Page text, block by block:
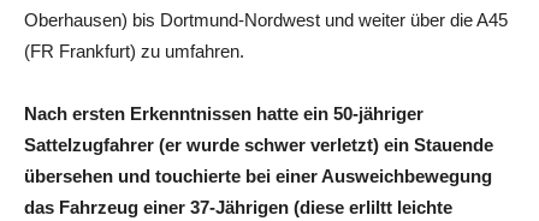
Oberhausen) bis Dortmund-Nordwest und weiter über die A45
(FR Frankfurt) zu umfahren.
Nach ersten Erkenntnissen hatte ein 50-jähriger
Sattelzugfahrer (er wurde schwer verletzt) ein Stauende
übersehen und touchierte bei einer Ausweichbewegung
das Fahrzeug einer 37-Jährigen (diese erliltt leichte